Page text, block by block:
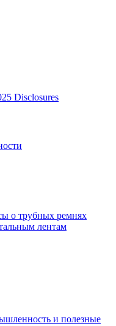
Disclosures
о трубных ремнях
лентам
и полезные